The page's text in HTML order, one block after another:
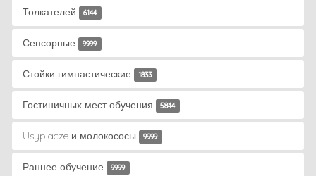
Толкателей 6144
Сенсорные 9999
Стойки гимнастические 1833
Гостиничных мест обучения 5844
Usypiacze и молокососы 9999
Раннее обучение 9999